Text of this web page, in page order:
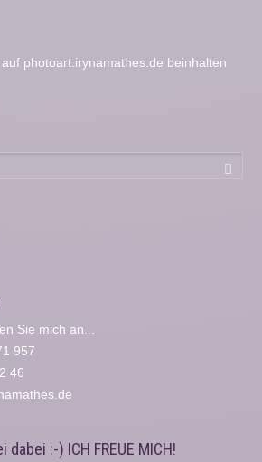
photoart.irynamathes.de beinhalten
Sie mich an...
957
46
:-) ICH FREUE MICH!